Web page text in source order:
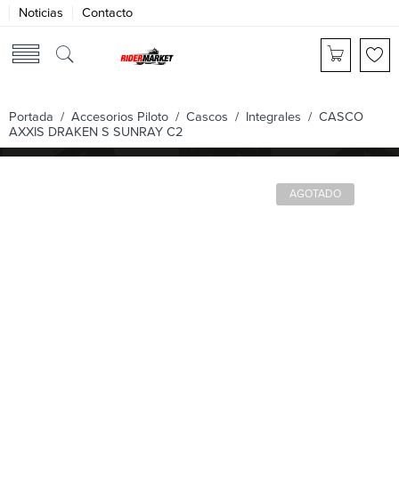
Noticias Contacto
Portada / Accesorios Piloto / Cascos / Integrales / CASCO
AXXIS DRAKEN S SUNRAY C2
AGOTADO